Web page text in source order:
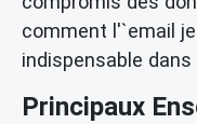
comment l'`email
indispensable
Principaux